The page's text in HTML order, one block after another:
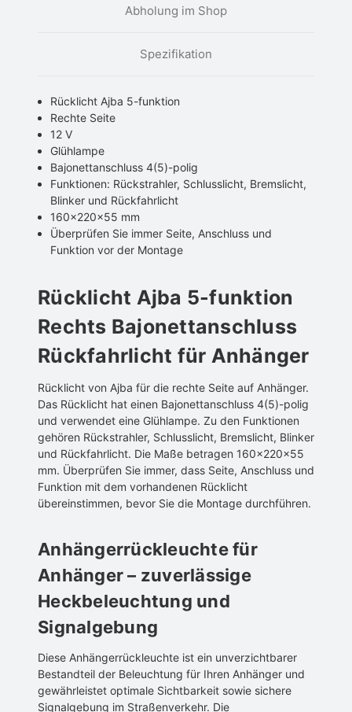
Abholung im Shop
Spezifikation
Rücklicht Ajba 5-funktion
Rechte Seite
12 V
Glühlampe
Bajonettanschluss 4(5)-polig
Funktionen: Rückstrahler, Schlusslicht, Bremslicht,
Blinker und Rückfahrlicht
160x220x55 mm
Überprüfen Sie immer Seite, Anschluss und
Funktion vor der Montage
Rücklicht Ajba 5-funktion
Rechts Bajonettanschluss
Rückfahrlicht für Anhänger
Rücklicht von Ajba für die rechte Seite auf Anhänger.
Das Rücklicht hat einen Bajonettanschluss 4(5)-polig
und verwendet eine Glühlampe. Zu den Funktionen
gehören Rückstrahler, Schlusslicht, Bremslicht, Blinker
und Rückfahrlicht. Die Maße betragen 160x220x55
mm. Überprüfen Sie immer, dass Seite, Anschluss und
Funktion mit dem vorhandenen Rücklicht
übereinstimmen, bevor Sie die Montage durchführen.
Anhängerrückleuchte für
Anhänger – zuverlässige
Heckbeleuchtung und
Signalgebung
Diese Anhängerrückleuchte ist ein unverzichtbarer
Bestandteil der Beleuchtung für Ihren Anhänger und
gewährleistet optimale Sichtbarkeit sowie sichere
Signalgebung im Straßenverkehr. Die